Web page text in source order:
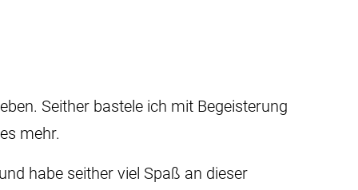
Seither bastele ich mit Begeisterung
mehr.
habe seither viel Spaß an dieser